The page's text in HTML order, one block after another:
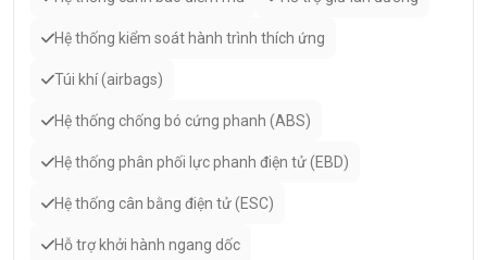
Hệ thống kiểm soát hành trình thích ứng
Túi khí (airbags)
Hệ thống chống bó cứng phanh (ABS)
Hệ thống phân phối lực phanh điện tử (EBD)
Hệ thống cân bằng điện tử (ESC)
Hỗ trợ khởi hành ngang dốc